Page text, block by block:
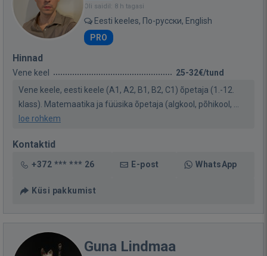
Oli saidil: 8 h tagasi
Eesti keeles, По-русски, English
PRO
Hinnad
Vene keel
25-32€/tund
Vene keele, eesti keele (A1, A2, B1, B2, C1) õpetaja (1.-12.
klass). Matemaatika ja füüsika õpetaja (algkool, põhikool, ...
loe rohkem
Kontaktid
+372 *** *** 26 E-post WhatsApp
Küsi pakkumist
Guna Lindmaa